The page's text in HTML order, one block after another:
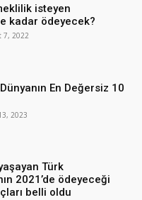
isteyen
kadar ödeyecek?
7, 2022
En Değersiz 10
2023
Türk
2021’de ödeyeceği
belli oldu